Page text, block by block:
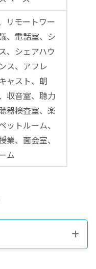
リモートワー
、電話室、シ
、シェアハウ
ス、アフレ
ャスト、朗
収音室、聴力
器検査室、楽
ットルーム、
業、面会室、
ム